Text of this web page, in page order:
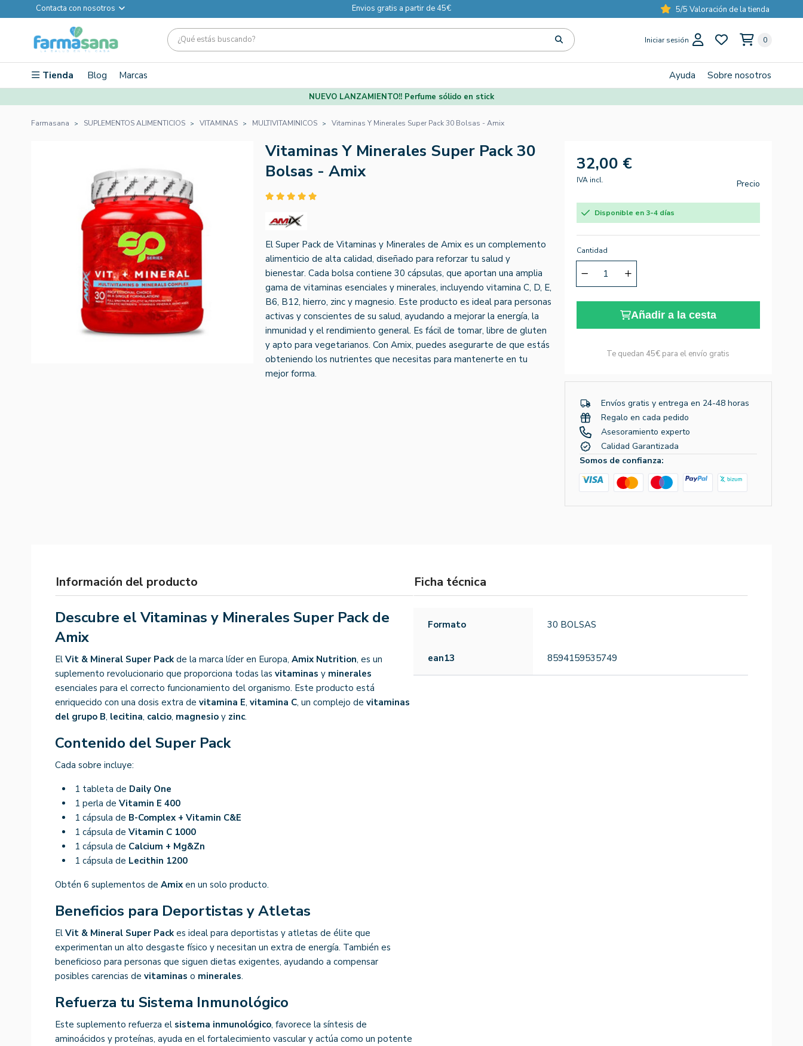
Contacta con nosotros Envios gratis a partir de 45€ 5/5 Valoración de la tienda
Iniciar sesión 0
Tienda Blog Marcas Ayuda Sobre nosotros
NUEVO LANZAMIENTO!! Perfume sólido en stick
Farmasana SUPLEMENTOS ALIMENTICIOS VITAMINAS MULTIVITAMINICOS Vitaminas Y Minerales Super Pack 30 Bolsas - Amix
Vitaminas Y Minerales Super Pack 30
Bolsas - Amix
El Super Pack de Vitaminas y Minerales de Amix es un complemento
alimenticio de alta calidad, diseñado para reforzar tu salud y
bienestar. Cada bolsa contiene 30 cápsulas, que aportan una amplia
gama de vitaminas esenciales y minerales, incluyendo vitamina C, D, E,
B6, B12, hierro, zinc y magnesio. Este producto es ideal para personas
activas y conscientes de su salud, ayudando a mejorar la energía, la
inmunidad y el rendimiento general. Es fácil de tomar, libre de gluten
y apto para vegetarianos. Con Amix, puedes asegurarte de que estás
obteniendo los nutrientes que necesitas para mantenerte en tu
mejor forma.
32,00 €
IVA incl. Precio
Disponible en 3-4 días
Cantidad
Añadir a la cesta
Te quedan 45€ para el envío gratis
Envíos gratis y entrega en 24-48 horas
Regalo en cada pedido
Asesoramiento experto
Calidad Garantizada
Somos de confianza:
Información del producto
Descubre el Vitaminas y Minerales Super Pack de
Amix
El Vit & Mineral Super Pack de la marca líder en Europa, Amix Nutrition, es un
suplemento revolucionario que proporciona todas las vitaminas y minerales
esenciales para el correcto funcionamiento del organismo. Este producto está
enriquecido con una dosis extra de vitamina E, vitamina C, un complejo de vitaminas
del grupo B, lecitina, calcio, magnesio y zinc.
Contenido del Super Pack
Cada sobre incluye:
1 tableta de Daily One
1 perla de Vitamin E 400
1 cápsula de B-Complex + Vitamin C&E
1 cápsula de Vitamin C 1000
1 cápsula de Calcium + Mg&Zn
1 cápsula de Lecithin 1200
Obtén 6 suplementos de Amix en un solo producto.
Beneficios para Deportistas y Atletas
El Vit & Mineral Super Pack es ideal para deportistas y atletas de élite que
experimentan un alto desgaste físico y necesitan un extra de energía. También es
beneficioso para personas que siguen dietas exigentes, ayudando a compensar
posibles carencias de vitaminas o minerales.
Refuerza tu Sistema Inmunológico
Este suplemento refuerza el sistema inmunológico, favorece la síntesis de
aminoácidos y proteínas, ayuda en el fortalecimiento vascular y actúa como un potente
Ficha técnica
Formato 30 BOLSAS
ean13 8594159535749